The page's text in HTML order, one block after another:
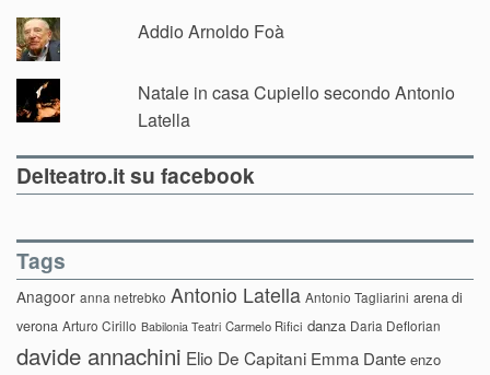
Addio Arnoldo Foà
Natale in casa Cupiello secondo Antonio
Latella
Delteatro.it su facebook
Tags
Anagoor anna netrebko Antonio Latella Antonio Tagliarini arena di
verona Arturo Cirillo Babilonia Teatri Carmelo Rifici danza Daria Deflorian
davide annachini Elio De Capitani Emma Dante enzo